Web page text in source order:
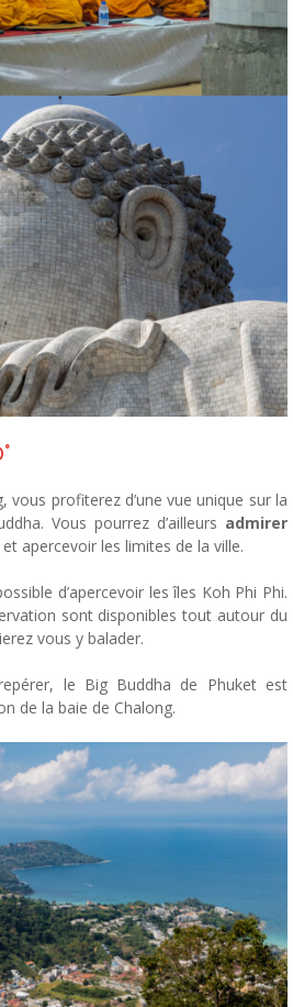
vous profiterez d’une vue unique sur la
Vous pourrez d’ailleurs admirer
et apercevoir les limites de la ville.
d’apercevoir les îles Koh Phi Phi.
sont disponibles tout autour du
vous y balader.
le Big Buddha de Phuket est
de la baie de Chalong.